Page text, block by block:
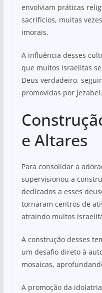
envolviam práticas
sacrifícios, muitas
imorais.
A influência desses
que muitos israelitas
Deus verdadeiro,
promovidas por Jezabel.
e Altares
Para consolidar a
supervisionou a
dedicados a esses
tornaram centros de
atraindo muitos
A construção desses
um desafio direto à
mosaicas,
A promoção da